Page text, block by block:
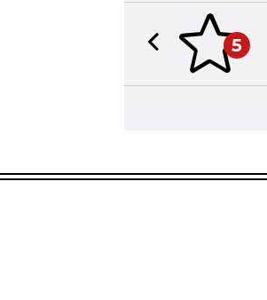
5
Previous slide